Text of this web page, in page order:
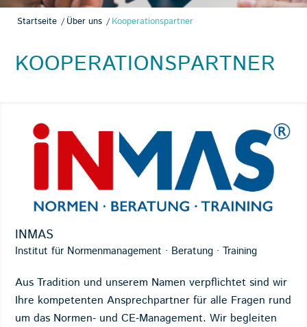
Startseite / Über uns / Kooperationspartner
KOOPERATIONSPARTNER
INMAS
Institut für Normenmanagement · Beratung · Training
Aus Tradition und unserem Namen verpflichtet sind wir
Ihre kompetenten Ansprechpartner für alle Fragen rund
um das Normen‐ und CE‐Management. Wir begleiten